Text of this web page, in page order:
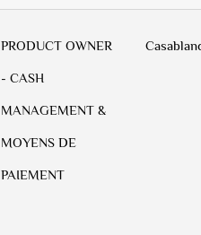
PRODUCT OWNER
- CASH
MANAGEMENT &
MOYENS DE
PAIEMENT